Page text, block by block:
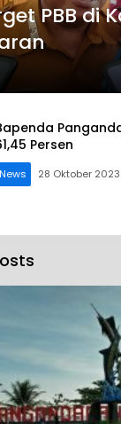
PBB di
Persen
News 28 Oktober 2023